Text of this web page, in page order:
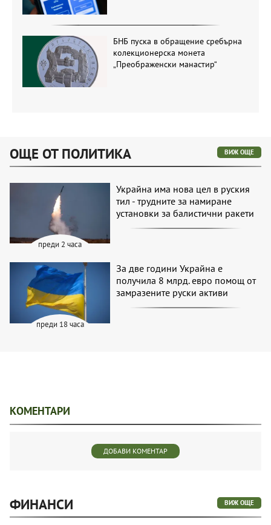
БНБ пуска в обращение сребърна
колекционерска монета
„Преображенски манастир“
ОЩЕ ОТ ПОЛИТИКА ВИЖ ОЩЕ
преди 2 часа
Украйна има нова цел в руския
тил - трудните за намиране
установки за балистични ракети
преди 18 часа
За две години Украйна е
получила 8 млрд. евро помощ от
замразените руски активи
КОМЕНТАРИ
ДОБАВИ КОМЕНТАР
ФИНАНСИ ВИЖ ОЩЕ